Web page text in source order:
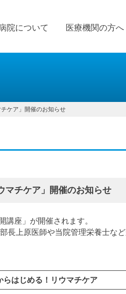
院について 医療機関の方へ
ケア」開催のお知らせ
マチケア」開催のお知らせ
講座」が開催されます。
長上原医師や当院管理栄養士な
はじめる！リウマチケア